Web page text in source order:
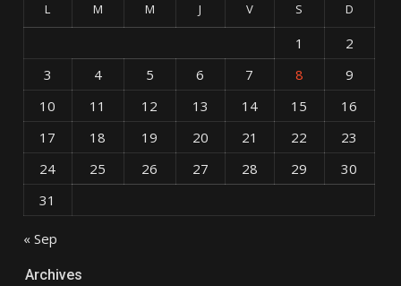
L M M J V S D
1
2
3
4 5 6 7 8
9
10
11 12 13 14 15
16
17
18 19 20 21 22
23
24
25 26 27 28 29
30
31
« Sep
Archives